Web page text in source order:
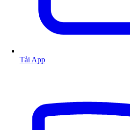
Tải App